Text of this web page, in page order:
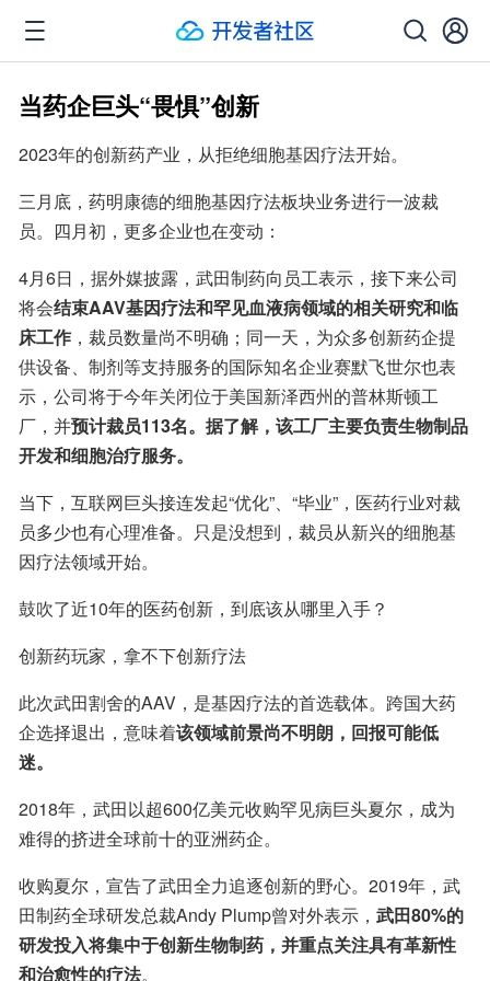
当药企巨头“畏惧”创新
2023年的创新药产业，从拒绝细胞基因疗法开始。
三月底，药明康德的细胞基因疗法板块业务进行一波裁
员。四月初，更多企业也在变动：
4月6日，据外媒披露，武田制药向员工表示，接下来公司
将会结束AAV基因疗法和罕见血液病领域的相关研究和临
床工作 ，裁员数量尚不明确；同一天，为众多创新药企提
供设备、制剂等支持服务的国际知名企业赛默飞世尔也表
示，公司将于今年关闭位于美国新泽西州的普林斯顿工
厂，并预计裁员113名。据了解，该工厂主要负责生物制品
开发和细胞治疗服务。
当下，互联网巨头接连发起“优化”、“毕业”，医药行业对裁
员多少也有心理准备。只是没想到，裁员从新兴的细胞基
因疗法领域开始。
鼓吹了近10年的医药创新，到底该从哪里入手？
创新药玩家，拿不下创新疗法
此次武田割舍的AAV，是基因疗法的首选载体。跨国大药
企选择退出，意味着该领域前景尚不明朗，回报可能低
迷。
2018年，武田以超600亿美元收购罕见病巨头夏尔，成为
难得的挤进全球前十的亚洲药企。
收购夏尔，宣告了武田全力追逐创新的野心。2019年，武
田制药全球研发总裁Andy Plump曾对外表示， 武田80%的
研发投入将集中于创新生物制药，并重点关注具有革新性
和治愈性的疗法。